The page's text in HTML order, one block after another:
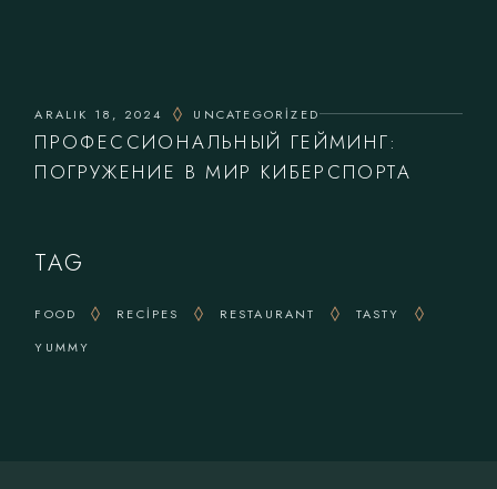
ARALIK 18, 2024 UNCATEGORIZED
ПРОФЕССИОНАЛЬНЫЙ ГЕЙМИНГ:
ПОГРУЖЕНИЕ В МИР КИБЕРСПОРТА
TAG
FOOD RECIPES RESTAURANT
TASTY
YUMMY